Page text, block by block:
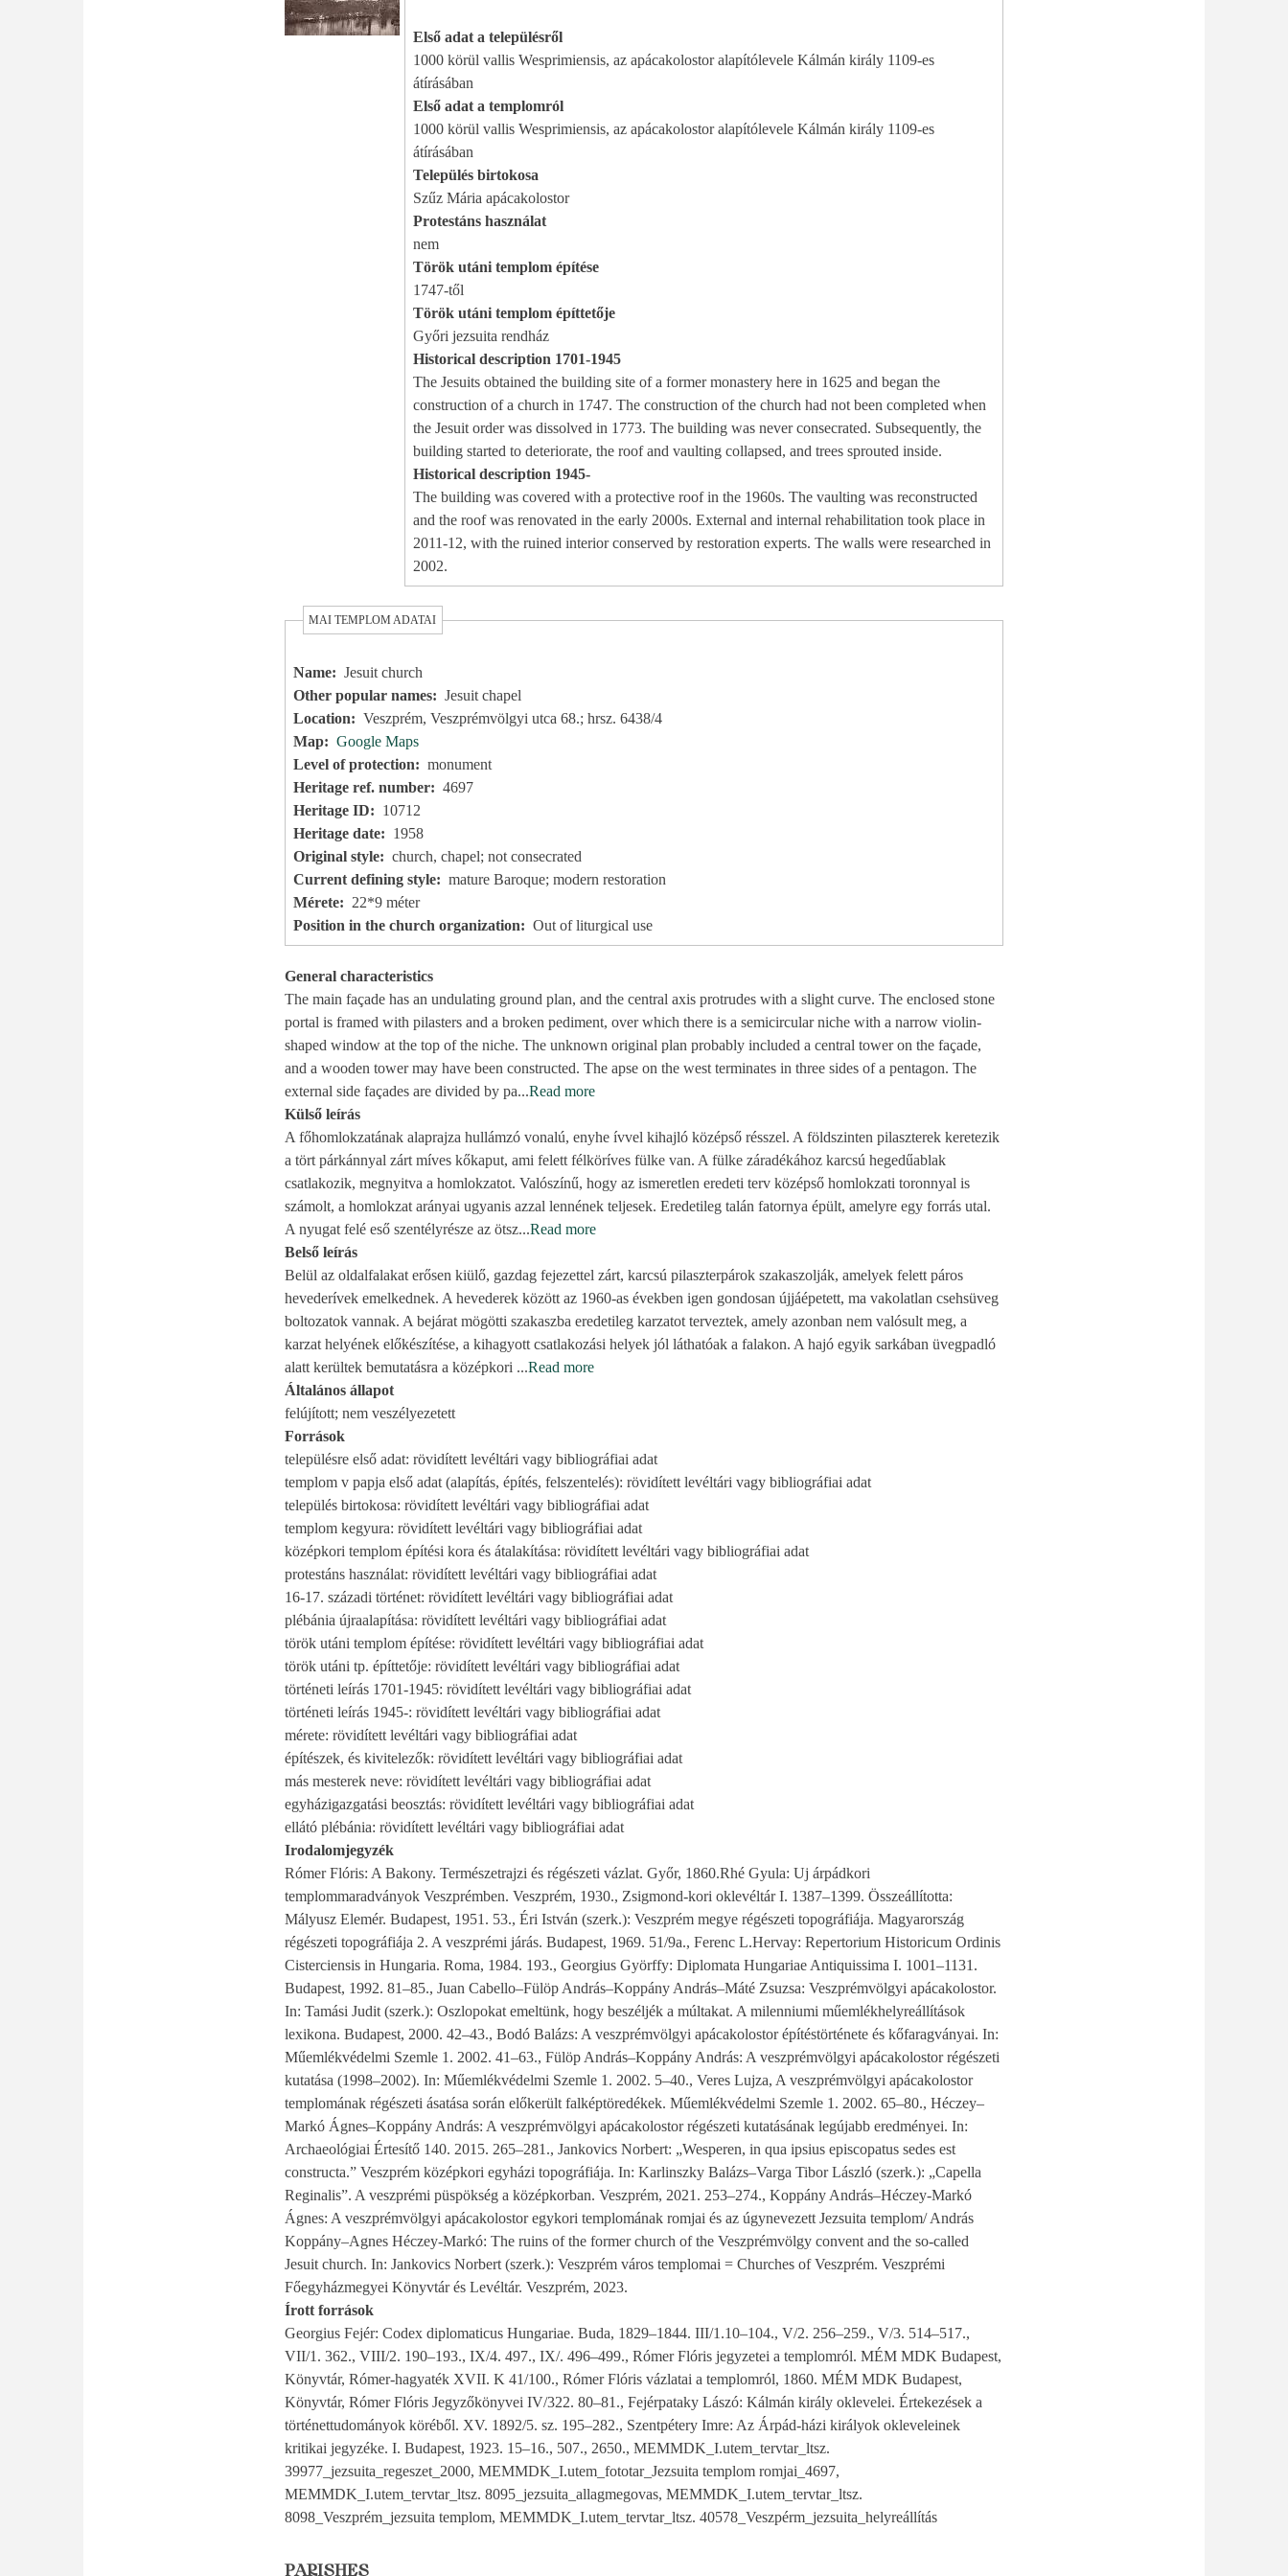
Első adat a településről
1000 körül vallis Wesprimiensis, az apácakolostor alapítólevele Kálmán király 1109-es
átírásában
Első adat a templomról
1000 körül vallis Wesprimiensis, az apácakolostor alapítólevele Kálmán király 1109-es
átírásában
Település birtokosa
Szűz Mária apácakolostor
Protestáns használat
nem
Török utáni templom építése
1747-től
Török utáni templom építtetője
Győri jezsuita rendház
Historical description 1701-1945
The Jesuits obtained the building site of a former monastery here in 1625 and began the
construction of a church in 1747. The construction of the church had not been completed when
the Jesuit order was dissolved in 1773. The building was never consecrated. Subsequently, the
building started to deteriorate, the roof and vaulting collapsed, and trees sprouted inside.
Historical description 1945-
The building was covered with a protective roof in the 1960s. The vaulting was reconstructed
and the roof was renovated in the early 2000s. External and internal rehabilitation took place in
2011-12, with the ruined interior conserved by restoration experts. The walls were researched in
2002.
MAI TEMPLOM ADATAI
Name
Jesuit church
Other popular names
Jesuit chapel
Location
Veszprém, Veszprémvölgyi utca 68.; hrsz. 6438/4
Map
Google Maps
Level of protection
monument
Heritage ref. number
4697
Heritage ID
10712
Heritage date
1958
Original style
church, chapel; not consecrated
Current defining style
mature Baroque; modern restoration
Mérete
22*9 méter
Position in the church organization
Out of liturgical use
General characteristics
The main façade has an undulating ground plan, and the central axis protrudes with a slight curve. The enclosed stone
portal is framed with pilasters and a broken pediment, over which there is a semicircular niche with a narrow violin-
shaped window at the top of the niche. The unknown original plan probably included a central tower on the façade,
and a wooden tower may have been constructed. The apse on the west terminates in three sides of a pentagon. The
external side façades are divided by pa...Read more
Külső leírás
A főhomlokzatának alaprajza hullámzó vonalú, enyhe ívvel kihajló középső résszel. A földszinten pilaszterek keretezik
a tört párkánnyal zárt míves kőkaput, ami felett félköríves fülke van. A fülke záradékához karcsú hegedűablak
csatlakozik, megnyitva a homlokzatot. Valószínű, hogy az ismeretlen eredeti terv középső homlokzati toronnyal is
számolt, a homlokzat arányai ugyanis azzal lennének teljesek. Eredetileg talán fatornya épült, amelyre egy forrás utal.
A nyugat felé eső szentélyrésze az ötsz...Read more
Belső leírás
Belül az oldalfalakat erősen kiülő, gazdag fejezettel zárt, karcsú pilaszterpárok szakaszolják, amelyek felett páros
hevederívek emelkednek. A hevederek között az 1960-as években igen gondosan újjáépetett, ma vakolatlan csehsüveg
boltozatok vannak. A bejárat mögötti szakaszba eredetileg karzatot terveztek, amely azonban nem valósult meg, a
karzat helyének előkészítése, a kihagyott csatlakozási helyek jól láthatóak a falakon. A hajó egyik sarkában üvegpadló
alatt kerültek bemutatásra a középkori ...Read more
Általános állapot
felújított; nem veszélyezetett
Források
településre első adat: rövidített levéltári vagy bibliográfiai adat
templom v papja első adat (alapítás, építés, felszentelés): rövidített levéltári vagy bibliográfiai adat
település birtokosa: rövidített levéltári vagy bibliográfiai adat
templom kegyura: rövidített levéltári vagy bibliográfiai adat
középkori templom építési kora és átalakítása: rövidített levéltári vagy bibliográfiai adat
protestáns használat: rövidített levéltári vagy bibliográfiai adat
16-17. századi történet: rövidített levéltári vagy bibliográfiai adat
plébánia újraalapítása: rövidített levéltári vagy bibliográfiai adat
török utáni templom építése: rövidített levéltári vagy bibliográfiai adat
török utáni tp. építtetője: rövidített levéltári vagy bibliográfiai adat
történeti leírás 1701-1945: rövidített levéltári vagy bibliográfiai adat
történeti leírás 1945-: rövidített levéltári vagy bibliográfiai adat
mérete: rövidített levéltári vagy bibliográfiai adat
építészek, és kivitelezők: rövidített levéltári vagy bibliográfiai adat
más mesterek neve: rövidített levéltári vagy bibliográfiai adat
egyházigazgatási beosztás: rövidített levéltári vagy bibliográfiai adat
ellátó plébánia: rövidített levéltári vagy bibliográfiai adat
Irodalomjegyzék
Rómer Flóris: A Bakony. Természetrajzi és régészeti vázlat. Győr, 1860.Rhé Gyula: Uj árpádkori
templommaradványok Veszprémben. Veszprém, 1930., Zsigmond-kori oklevéltár I. 1387–1399. Összeállította:
Mályusz Elemér. Budapest, 1951. 53., Éri István (szerk.): Veszprém megye régészeti topográfiája. Magyarország
régészeti topográfiája 2. A veszprémi járás. Budapest, 1969. 51/9a., Ferenc L.Hervay: Repertorium Historicum Ordinis
Cisterciensis in Hungaria. Roma, 1984. 193., Georgius Györffy: Diplomata Hungariae Antiquissima I. 1001–1131.
Budapest, 1992. 81–85., Juan Cabello–Fülöp András–Koppány András–Máté Zsuzsa: Veszprémvölgyi apácakolostor.
In: Tamási Judit (szerk.): Oszlopokat emeltünk, hogy beszéljék a múltakat. A milenniumi műemlékhelyreállítások
lexikona. Budapest, 2000. 42–43., Bodó Balázs: A veszprémvölgyi apácakolostor építéstörténete és kőfaragványai. In:
Műemlékvédelmi Szemle 1. 2002. 41–63., Fülöp András–Koppány András: A veszprémvölgyi apácakolostor régészeti
kutatása (1998–2002). In: Műemlékvédelmi Szemle 1. 2002. 5–40., Veres Lujza, A veszprémvölgyi apácakolostor
templomának régészeti ásatása során előkerült falképtöredékek. Műemlékvédelmi Szemle 1. 2002. 65–80., Héczey–
Markó Ágnes–Koppány András: A veszprémvölgyi apácakolostor régészeti kutatásának legújabb eredményei. In:
Archaeológiai Értesítő 140. 2015. 265–281., Jankovics Norbert: „Wesperen, in qua ipsius episcopatus sedes est
constructa.” Veszprém középkori egyházi topográfiája. In: Karlinszky Balázs–Varga Tibor László (szerk.): „Capella
Reginalis”. A veszprémi püspökség a középkorban. Veszprém, 2021. 253–274., Koppány András–Héczey-Markó
Ágnes: A veszprémvölgyi apácakolostor egykori templomának romjai és az úgynevezett Jezsuita templom/ András
Koppány–Agnes Héczey-Markó: The ruins of the former church of the Veszprémvölgy convent and the so-called
Jesuit church. In: Jankovics Norbert (szerk.): Veszprém város templomai = Churches of Veszprém. Veszprémi
Főegyházmegyei Könyvtár és Levéltár. Veszprém, 2023.
Írott források
Georgius Fejér: Codex diplomaticus Hungariae. Buda, 1829–1844. III/1.10–104., V/2. 256–259., V/3. 514–517.,
VII/1. 362., VIII/2. 190–193., IX/4. 497., IX/. 496–499., Rómer Flóris jegyzetei a templomról. MÉM MDK Budapest,
Könyvtár, Rómer-hagyaték XVII. K 41/100., Rómer Flóris vázlatai a templomról, 1860. MÉM MDK Budapest,
Könyvtár, Rómer Flóris Jegyzőkönyvei IV/322. 80–81., Fejérpataky Lászó: Kálmán király oklevelei. Értekezések a
történettudományok köréből. XV. 1892/5. sz. 195–282., Szentpétery Imre: Az Árpád-házi királyok okleveleinek
kritikai jegyzéke. I. Budapest, 1923. 15–16., 507., 2650., MEMMDK_I.utem_tervtar_ltsz.
39977_jezsuita_regeszet_2000, MEMMDK_I.utem_fototar_Jezsuita templom romjai_4697,
MEMMDK_I.utem_tervtar_ltsz. 8095_jezsuita_allagmegovas, MEMMDK_I.utem_tervtar_ltsz.
8098_Veszprém_jezsuita templom, MEMMDK_I.utem_tervtar_ltsz. 40578_Veszpérm_jezsuita_helyreállítás
PARISHES